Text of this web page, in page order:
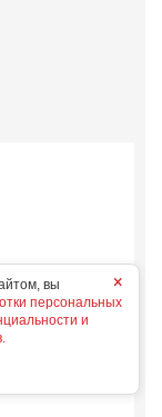
×
вы
персональных
и